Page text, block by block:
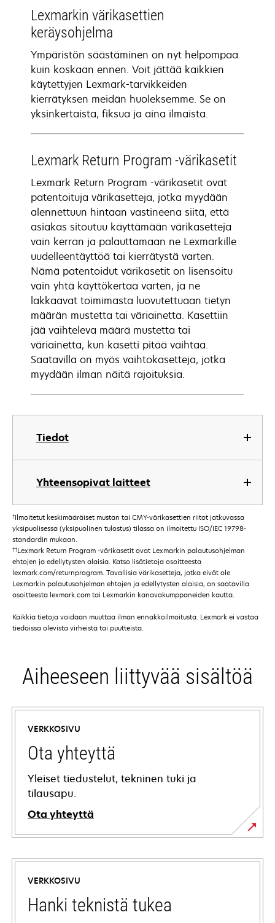
Tiedot
Yhteensopivat laitteet
Lexmarkin värikasettien
keräysohjelma
Ympäristön säästäminen on nyt helpompaa
kuin koskaan ennen. Voit jättää kaikkien
käytettyjen Lexmark-tarvikkeiden
kierrätyksen meidän huoleksemme. Se on
yksinkertaista, fiksua ja aina ilmaista.
Lexmark Return Program -värikasetit
Lexmark Return Program -värikasetit ovat
patentoituja värikasetteja, jotka myydään
alennettuun hintaan vastineena siitä, että
asiakas sitoutuu käyttämään värikasetteja
vain kerran ja palauttamaan ne Lexmarkille
uudelleentäyttöä tai kierrätystä varten.
Nämä patentoidut värikasetit on lisensoitu
vain yhtä käyttökertaa varten, ja ne
lakkaavat toimimasta luovutettuaan tietyn
määrän mustetta tai väriainetta. Kasettiin
jää vaihteleva määrä mustetta tai
väriainetta, kun kasetti pitää vaihtaa.
Saatavilla on myös vaihtokasetteja, jotka
myydään ilman näitä rajoituksia.
†Ilmoitetut keskimääräiset mustan tai CMY-värikasettien riitot jatkuvassa
yksipuolisessa (yksipuolinen tulostus) tilassa on ilmoitettu ISO/IEC 19798-
standardin mukaan.
††Lexmark Return Program -värikasetit ovat Lexmarkin palautusohjelman
ehtojen ja edellytysten alaisia. Katso lisätietoja osoitteesta
lexmark.com/returnprogram. Tavallisia värikasetteja, jotka eivät ole
Lexmarkin palautusohjelman ehtojen ja edellytysten alaisia, on saatavilla
osoitteesta lexmark.com tai Lexmarkin kanavakumppaneiden kautta.
Kaikkia tietoja voidaan muuttaa ilman ennakkoilmoitusta. Lexmark ei vastaa
tiedoissa olevista virheistä tai puutteista.
Aiheeseen liittyvää sisältöä
VERKKOSIVU
Ota yhteyttä
Yleiset tiedustelut, tekninen tuki ja
tilausapu.
Ota yhteyttä
VERKKOSIVU
Hanki teknistä tukea